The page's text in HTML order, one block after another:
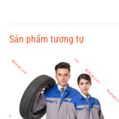
Sản phẩm tương tự